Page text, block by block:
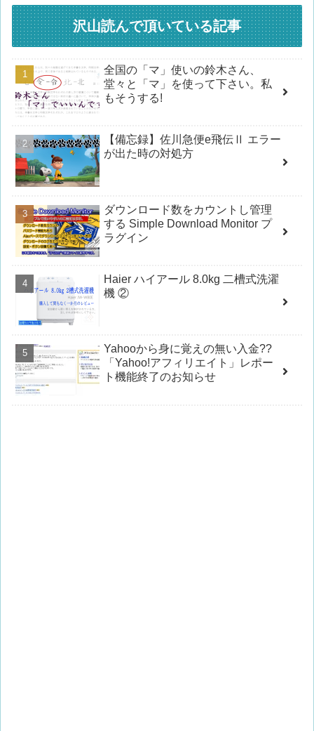
沢山読んで頂いている記事
全国の「マ」使いの鈴木さん、
堂々と「マ」を使って下さい。私
もそうする!
【備忘録】佐川急便e飛伝Ⅱ エラー
が出た時の対処方
ダウンロード数をカウントし管理
する Simple Download Monitor プ
ラグイン
Haier ハイアール 8.0kg 二槽式洗濯
機 ②
Yahooから身に覚えの無い入金??
「Yahoo!アフィリエイト」レポー
ト機能終了のお知らせ